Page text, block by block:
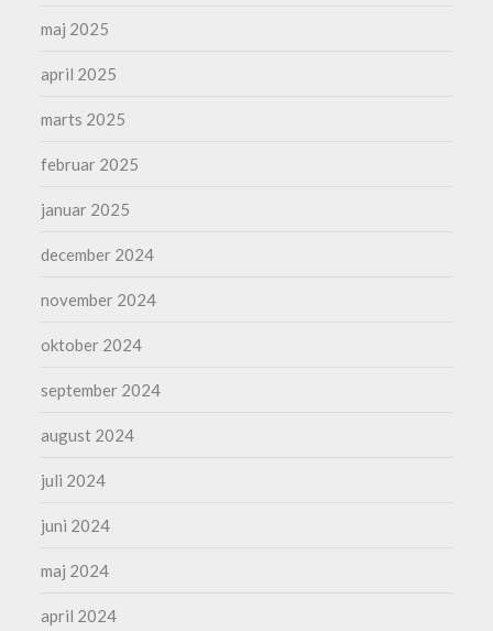
maj 2025
april 2025
marts 2025
februar 2025
januar 2025
december 2024
november 2024
oktober 2024
september 2024
august 2024
juli 2024
juni 2024
maj 2024
april 2024